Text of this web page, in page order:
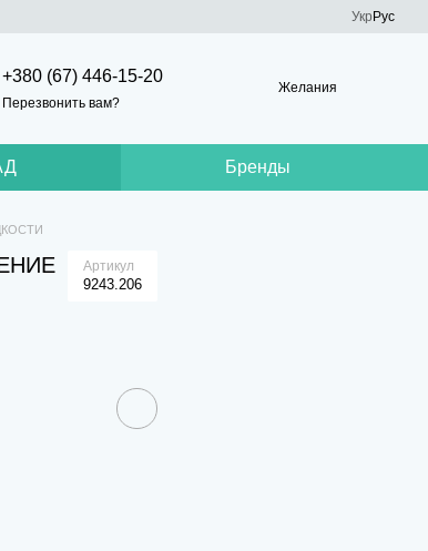
Укр Рус
+380 (67) 446-15-20
Перезвонить вам?
Желания
Бренды
Артикул
9243.206